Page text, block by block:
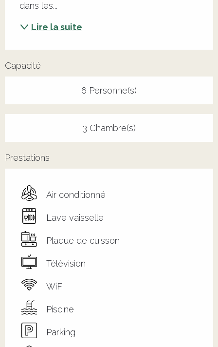
dans les...
Lire la suite
Capacité
6 Personne(s)
3 Chambre(s)
Prestations
Air conditionné
Lave vaisselle
Plaque de cuisson
Télévision
WiFi
Piscine
Parking